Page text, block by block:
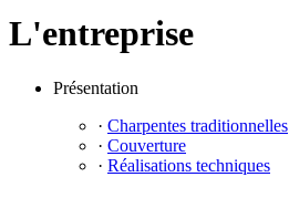
L'entreprise
Présentation
· Charpentes traditionnelles
· Couverture
· Réalisations techniques